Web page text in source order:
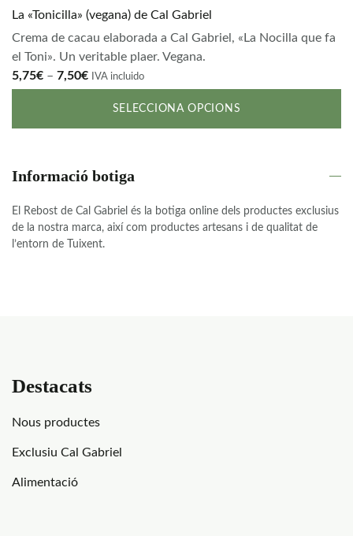
de
La «Tonicilla» (vegana) de Cal Gabriel
Crema de cacau elaborada a Cal Gabriel, «La Nocilla que fa
el Toni». Un veritable plaer. Vegana.
5,75€ – 7,50€Interval
preus:
5,75€
7,50€
IVA incluido
SELECCIONA OPCIONS
té
variants.
Les
opcions
del
Informació botiga
El Rebost de Cal Gabriel és la botiga online dels productes exclusius
de la nostra marca, així com productes artesans i de qualitat de
l’entorn de Tuixent.
Destacats
Nous productes
Exclusiu Cal Gabriel
Alimentació